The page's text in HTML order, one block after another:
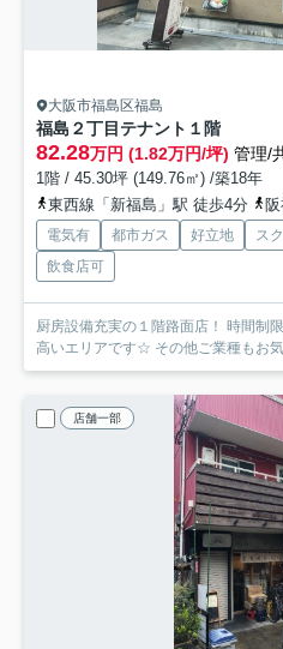
大阪市福島区福島
福島２丁目テナント １階
82.28万円 (1.82万円/坪) 管理/
1階 / 45.30坪 (149.76㎡) /築18年
東西線「新福島」駅 徒歩4分
電気有 都市ガス 好立地 ス
飲食店可
厨房設備充実の１階路面店！ 時間制
高いエリアです☆ その他ご業種もお
店舗一部